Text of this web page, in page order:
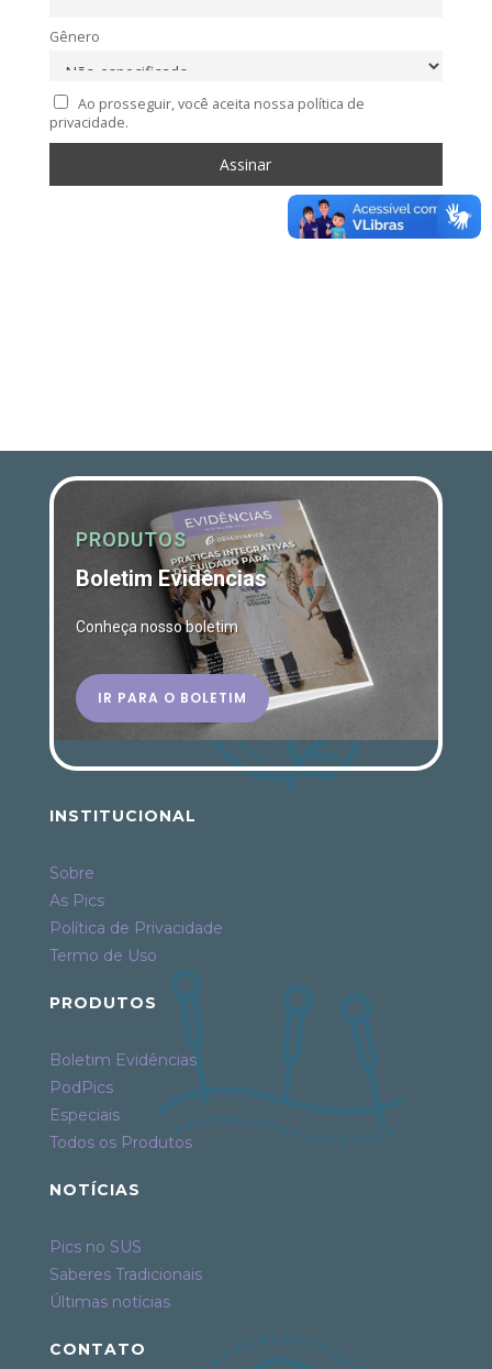
Gênero
Ao prosseguir, você aceita nossa política de
privacidade.
PRODUTOS
Boletim Evidências
Conheça nosso boletim
IR PARA O BOLETIM
INSTITUCIONAL
Sobre
As Pics
Política de Privacidade
Termo de Uso
PRODUTOS
Boletim Evidências
PodPics
Especiais
Todos os Produtos
NOTÍCIAS
Pics no SUS
Saberes Tradicionais
Últimas notícias
CONTATO